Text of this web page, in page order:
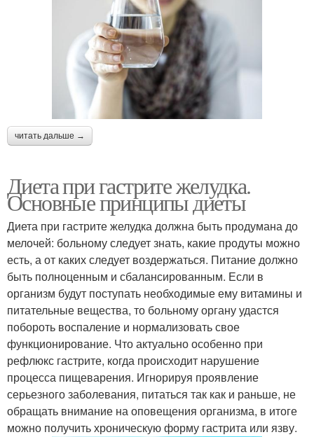
читать дальше →
Диета при гастрите желудка.
Основные принципы диеты
Диета при гастрите желудка должна быть продумана до
мелочей: больному следует знать, какие продуты можно
есть, а от каких следует воздержаться. Питание должно
быть полноценным и сбалансированным. Если в
организм будут поступать необходимые ему витамины и
питательные вещества, то больному органу удастся
побороть воспаление и нормализовать свое
функционирование. Что актуально особенно при
рефлюкс гастрите, когда происходит нарушение
процесса пищеварения. Игнорируя проявление
серьезного заболевания, питаться так как и раньше, не
обращать внимание на оповещения организма, в итоге
можно получить хроническую форму гастрита или язву.